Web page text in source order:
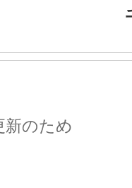
新のため